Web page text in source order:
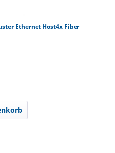
Ethernet Host4x Fiber